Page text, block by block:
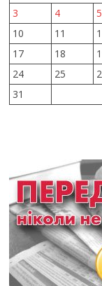
3
4 5
10
11
17
18
24
25
31